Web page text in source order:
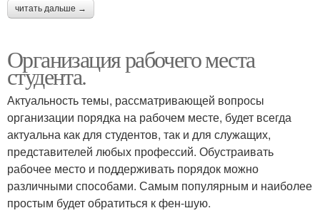
читать дальше →
Организация рабочего места
студента.
Актуальность темы, рассматривающей вопросы
организации порядка на рабочем месте, будет всегда
актуальна как для студентов, так и для служащих,
представителей любых профессий. Обустраивать
рабочее место и поддерживать порядок можно
различными способами. Самым популярным и наиболее
простым будет обратиться к фен-шую.